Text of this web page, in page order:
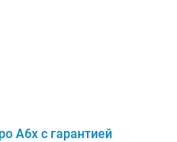
A6x с гарантией